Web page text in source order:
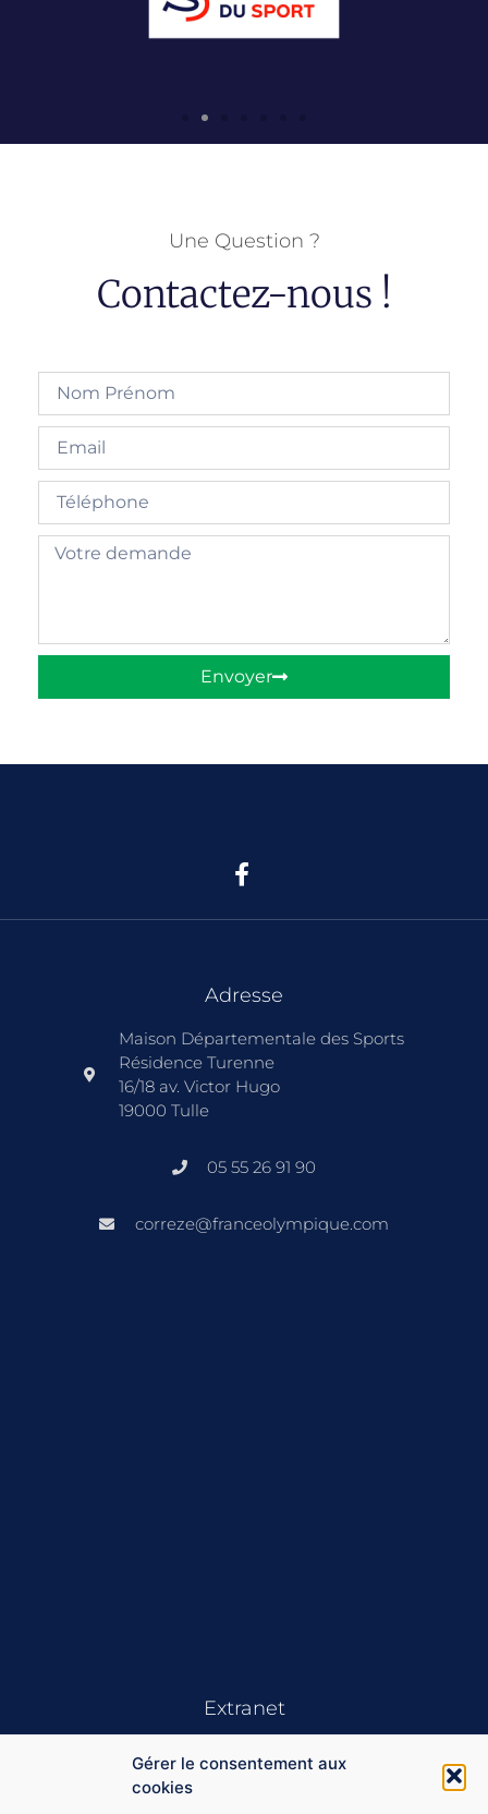
Gérer le consentement aux
cookies
Une Question ?
Contactez-nous !
Envoyer
Adresse
Maison Départementale des Sports
Résidence Turenne
16/18 av. Victor Hugo
19000 Tulle
05 55 26 91 90
correze@franceolympique.com
Extranet